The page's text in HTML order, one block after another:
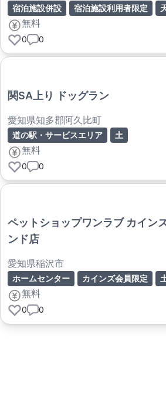
宿泊施設併設 宿泊施設利用者限定
無料
0 0
関SA上り ドッグラン
愛知県知多郡阿久比町
道の駅・サービスエリア 土
無料
0 0
ペットショップワンラブ カイン
ンド店
愛知県稲沢市
ホームセンター カインズ会員限定
無料
0 0